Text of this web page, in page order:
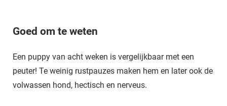
Goed om te weten
Een puppy van acht weken is vergelijkbaar met een
peuter! Te weinig rustpauzes maken hem en later ook de
volwassen hond, hectisch en nerveus.